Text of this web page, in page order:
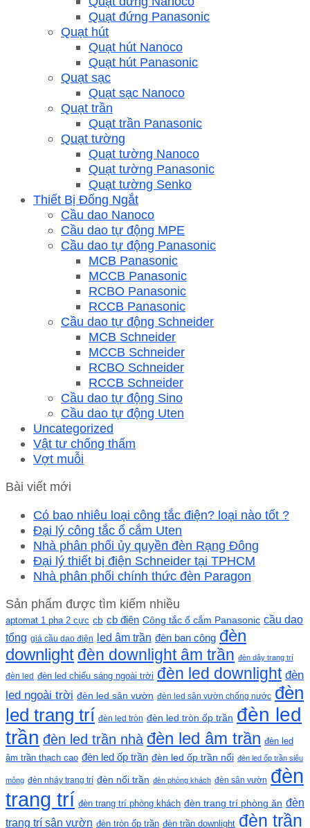
Quạt đứng Panasonic
Quạt hút
Quạt hút Nanoco
Quạt hút Panasonic
Quạt sạc
Quạt sạc Nanoco
Quạt trần
Quạt trần Panasonic
Quạt tường
Quạt tường Nanoco
Quạt tường Panasonic
Quạt tường Senko
Thiết Bị Đống Ngắt
Cầu dao Nanoco
Cầu dao tự động MPE
Cầu dao tự động Panasonic
MCB Panasonic
MCCB Panasonic
RCBO Panasonic
RCCB Panasonic
Cầu dao tự động Schneider
MCB Schneider
MCCB Schneider
RCBO Schneider
RCCB Schneider
Cầu dao tự động Sino
Cầu dao tự động Uten
Uncategorized
Vật tư chống thấm
Vợt muỗi
Bài viết mới
Có bao nhiêu loại công tắc điện? loại nào tốt ?
Đại lý công tắc ổ cắm Uten
Nhà phân phối ủy quyền đèn Rạng Đông
Đại lý thiết bị điện Schneider tại TPHCM
Nhà phân phối chính thức đèn Paragon
Sản phẩm được tìm kiếm nhiều
aptomat 1 pha 2 cực cb cb điện Công tắc ổ cắm Panasonic cầu dao
tổng giá cầu dao điện led âm trần đèn ban công đèn
downlight đèn downlight âm trần đèn dây trang trí
đèn led đèn led chiếu sáng ngoài trời đèn led downlight đèn
led ngoài trời đèn led sân vườn đèn led sân vườn chống nước đèn
led trang trí đèn led tròn đèn led tròn ốp trần đèn led
trần đèn led trần nhà đèn led âm trần đèn led
âm trần thạch cao đèn led ốp trần đèn led ốp trần nổi đèn led ốp trần siêu
mỏng đèn nháy trang trí đèn nổi trần đèn phòng khách đèn sân vườn đèn
trang trí đèn trang trí phòng khách đèn trang trí phòng ăn đèn
trang trí sân vườn đèn tròn ốp trần đèn trần downlight đèn trần